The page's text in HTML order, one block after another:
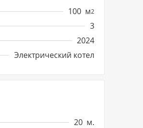
100 м2
3
2024
Электрический котел
20 м.